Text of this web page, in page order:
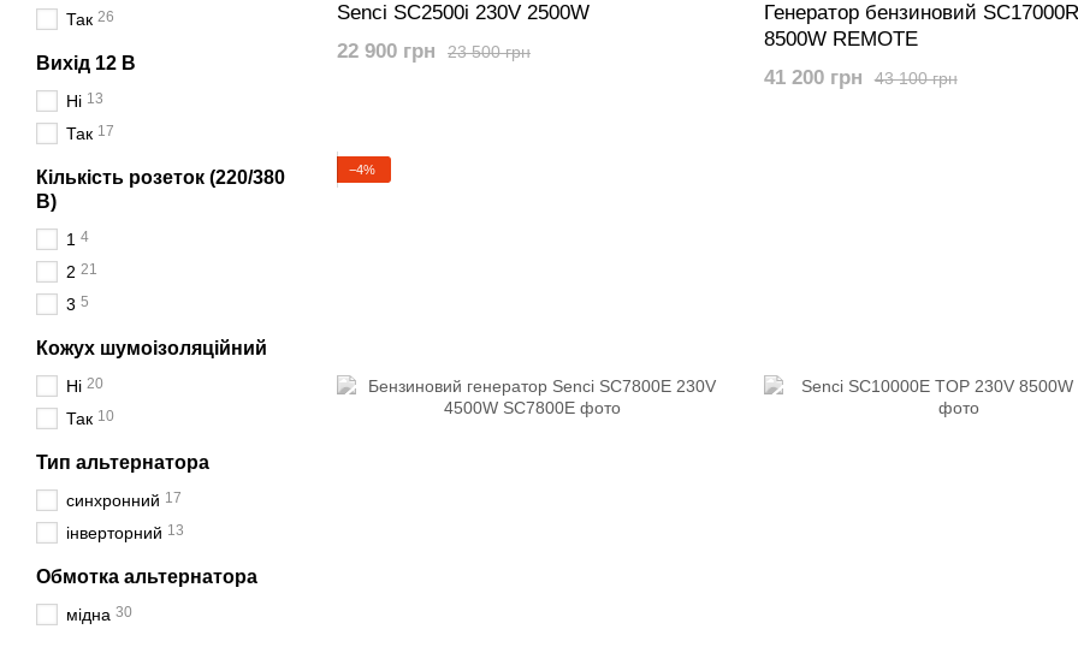
Senci SC2500i 230V 2500W
23 500 грн
22 900 грн
Генератор бензиновий
8500W REMOTE
43 100 грн
41 200 грн
−4%
Так 26
Вихід 12 В
Ні 13
Так 17
Кількість розеток (220/380
В)
1 4
2 21
3 5
Кожух шумоізоляційний
Ні 20
Так 10
Тип альтернатора
синхронний 17
інверторний 13
Обмотка альтернатора
мідна 30